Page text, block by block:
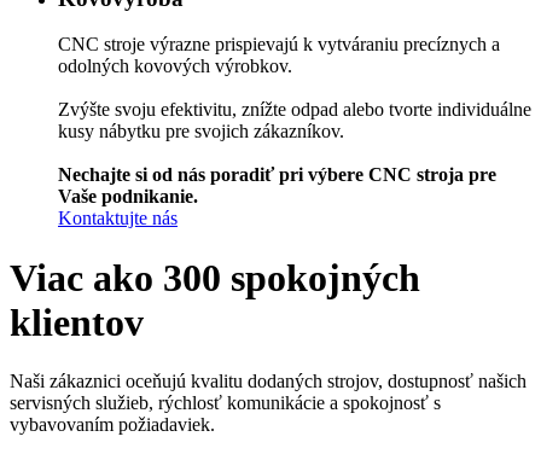
CNC stroje výrazne prispievajú k vytváraniu precíznych a
odolných kovových výrobkov.
Zvýšte svoju efektivitu, znížte odpad alebo tvorte individuálne
kusy nábytku pre svojich zákazníkov.
Nechajte si od nás poradiť pri výbere CNC stroja pre
Vaše podnikanie.
Kontaktujte nás
Viac ako 300 spokojných
klientov
Naši zákaznici oceňujú kvalitu dodaných strojov, dostupnosť našich
servisných služieb, rýchlosť komunikácie a spokojnosť s
vybavovaním požiadaviek.